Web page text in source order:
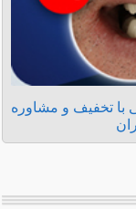
با تخفیف و مشاوره